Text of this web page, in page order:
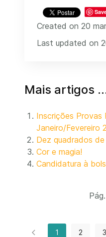
Created on 20
Last updated on
Mais artigos
Inscrições Provas
Janeiro/Fevereiro
Dez quadrados
Cor e magia!
Candidatura à
1 2 3